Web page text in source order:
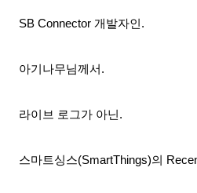
SB Connector 개발자인.
아기나무님께서.
라이브 로그가 아닌.
스마트싱스(SmartThings)의